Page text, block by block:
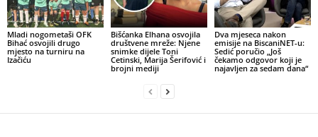
Mladi nogometaši OFK
Bihać osvojili drugo
mjesto na turniru na
Izačiću
Bišćanka Elhana osvojila
društvene mreže: Njene
snimke dijele Toni
Cetinski, Marija Šerifović i
brojni mediji
Dva mjeseca nakon
emisije na BiscaniNET-u:
Sedić poručio „Još
čekamo odgovor koji je
najavljen za sedam dana“